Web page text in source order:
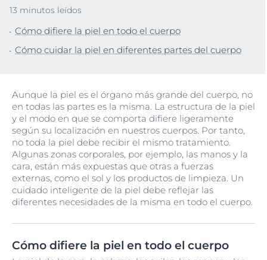
13 minutos leídos
Cómo difiere la piel en todo el cuerpo
Cómo cuidar la piel en diferentes partes del cuerpo
Aunque la piel es el órgano más grande del cuerpo, no
en todas las partes es la misma. La estructura de la piel
y el modo en que se comporta difiere ligeramente
según su localización en nuestros cuerpos. Por tanto,
no toda la piel debe recibir el mismo tratamiento.
Algunas zonas corporales, por ejemplo, las manos y la
cara, están más expuestas que otras a fuerzas
externas, como el sol y los productos de limpieza. Un
cuidado inteligente de la piel debe reflejar las
diferentes necesidades de la misma en todo el cuerpo.
Cómo difiere la piel en todo el cuerpo